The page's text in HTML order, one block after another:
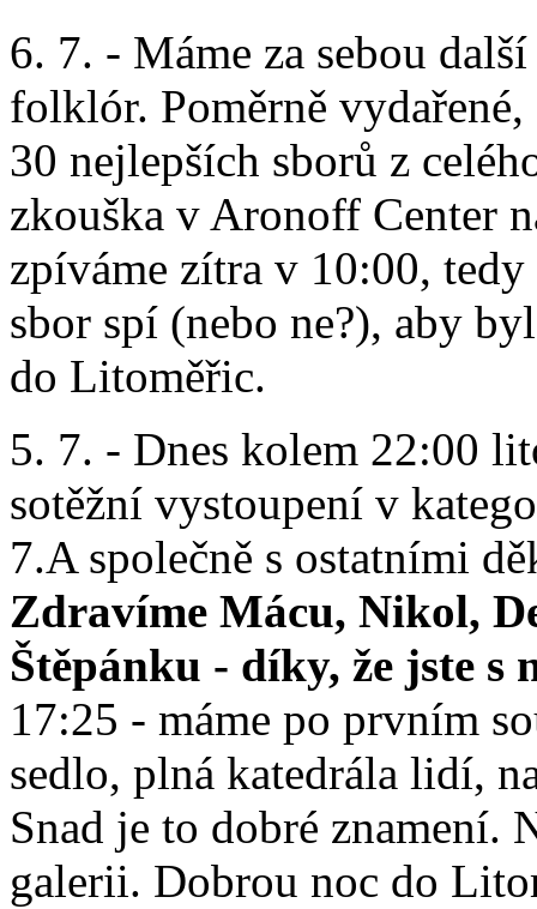
6. 7. - Máme za sebou
folklór. Poměrně vydařené,
30 nejlepších sborů z
zkouška v Aronoff Center
zpíváme zítra v 10:00,
sbor spí (nebo ne?), aby
do Litoměřic.
5. 7. - Dnes kolem 22:00
sotěžní vystoupení v
7.A společně s ostatními
Zdravíme Mácu, Nikol,
Štěpánku - díky, že jste s
17:25 - máme po prvním
sedlo, plná katedrála lidí,
Snad je to dobré znamení.
galerii. Dobrou noc do